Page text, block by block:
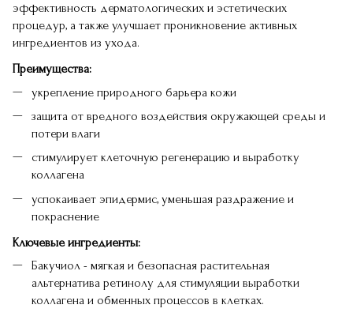
эффективность дерматологических и эстетических
процедур, а также улучшает проникновение активных
ингредиентов из ухода.
Преимущества:
укрепление природного барьера кожи
защита от вредного воздействия окружающей среды и
потери влаги
стимулирует клеточную регенерацию и выработку
коллагена
успокаивает эпидермис, уменьшая раздражение и
покраснение
Ключевые ингредиенты:
Бакучиол - мягкая и безопасная растительная
альтернатива ретинолу для стимуляции выработки
коллагена и обменных процессов в клетках.